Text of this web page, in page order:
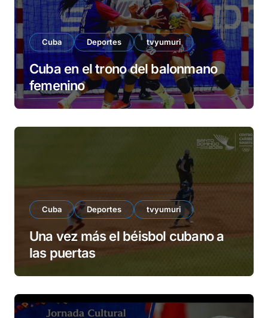
Cuba Deportes tvyumuri
Cuba en el trono del balonmano
femenino
Cuba Deportes tvyumuri
Una vez más el béisbol cubano a
las puertas